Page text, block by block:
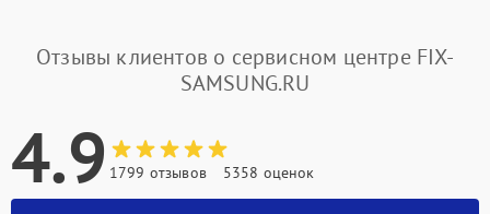
Отзывы клиентов о сервисном центре FIX-
SAMSUNG.RU
4.9 1799 отзывов 5358 оценок